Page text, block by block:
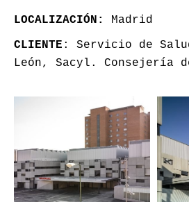
LOCALIZACIÓN: Madrid
CLIENTE : Servicio de
León, Sacyl. Consejería